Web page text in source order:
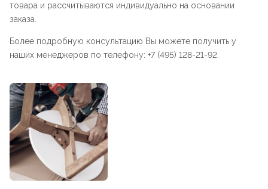
товара и рассчитываются индивидуально на основании
заказа.
Более подробную консультацию Вы можете получить у
наших менеджеров по телефону: +7 (495) 128-21-92.